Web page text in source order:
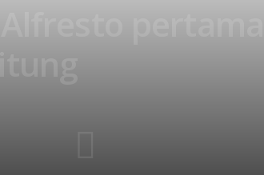
Alfresto pertama